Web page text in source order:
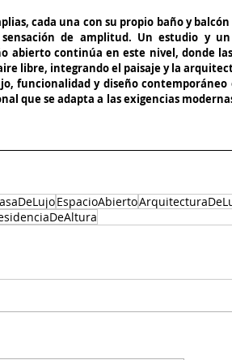
cada una con su propio baño y
de amplitud. Un estudio y
abierto continúa en este nivel, donde
libre, integrando el paisaje y la
funcionalidad y diseño
que se adapta a las exigencias
EspacioAbierto